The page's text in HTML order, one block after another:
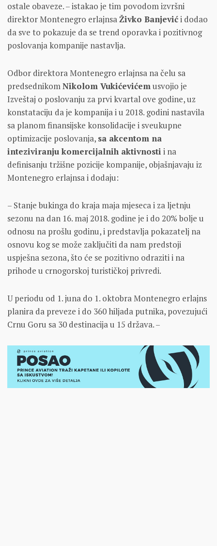
ostale obaveze. – istakao je tim povodom izvršni
direktor Montenegro erlajnsaŽivko Banjevići dodao
da sve to pokazuje da se trend oporavka i pozitivnog
poslovanja kompanije nastavlja.
Odbor direktora Montenegro erlajnsa na čelu sa
predsednikomNikolom Vukićevićemusvojio je
Izveštaj o poslovanju za prvi kvartal ove godine, uz
konstataciju da je kompanija i u 2018. godini nastavila
sa planom finansijske konsolidacije i sveukupne
optimizacije poslovanja, sa akcentom na
inteziviranju komercijalnih aktivnosti i na
definisanju tržišne pozicije kompanije, objašnjavaju iz
Montenegro erlajnsa i dodaju:
– Stanje bukinga do kraja maja mjeseca i za ljetnju
sezonu na dan 16. maj 2018. godine je i do 20% bolje u
odnosu na prošlu godinu, i predstavlja pokazatelj na
osnovu kog se može zaključiti da nam predstoji
uspješna sezona, što će se pozitivno odraziti i na
prihode u crnogorskoj turističkoj privredi.
U periodu od 1. juna do 1. oktobra Montenegro erlajns
planira da preveze i do 360 hiljada putnika, povezujući
Crnu Goru sa 30 destinacija u 15 država. –